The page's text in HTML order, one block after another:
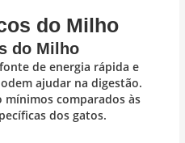
do Milho
do Milho
de energia rápida e
ajudar na digestão.
mínimos comparados às
dos gatos.